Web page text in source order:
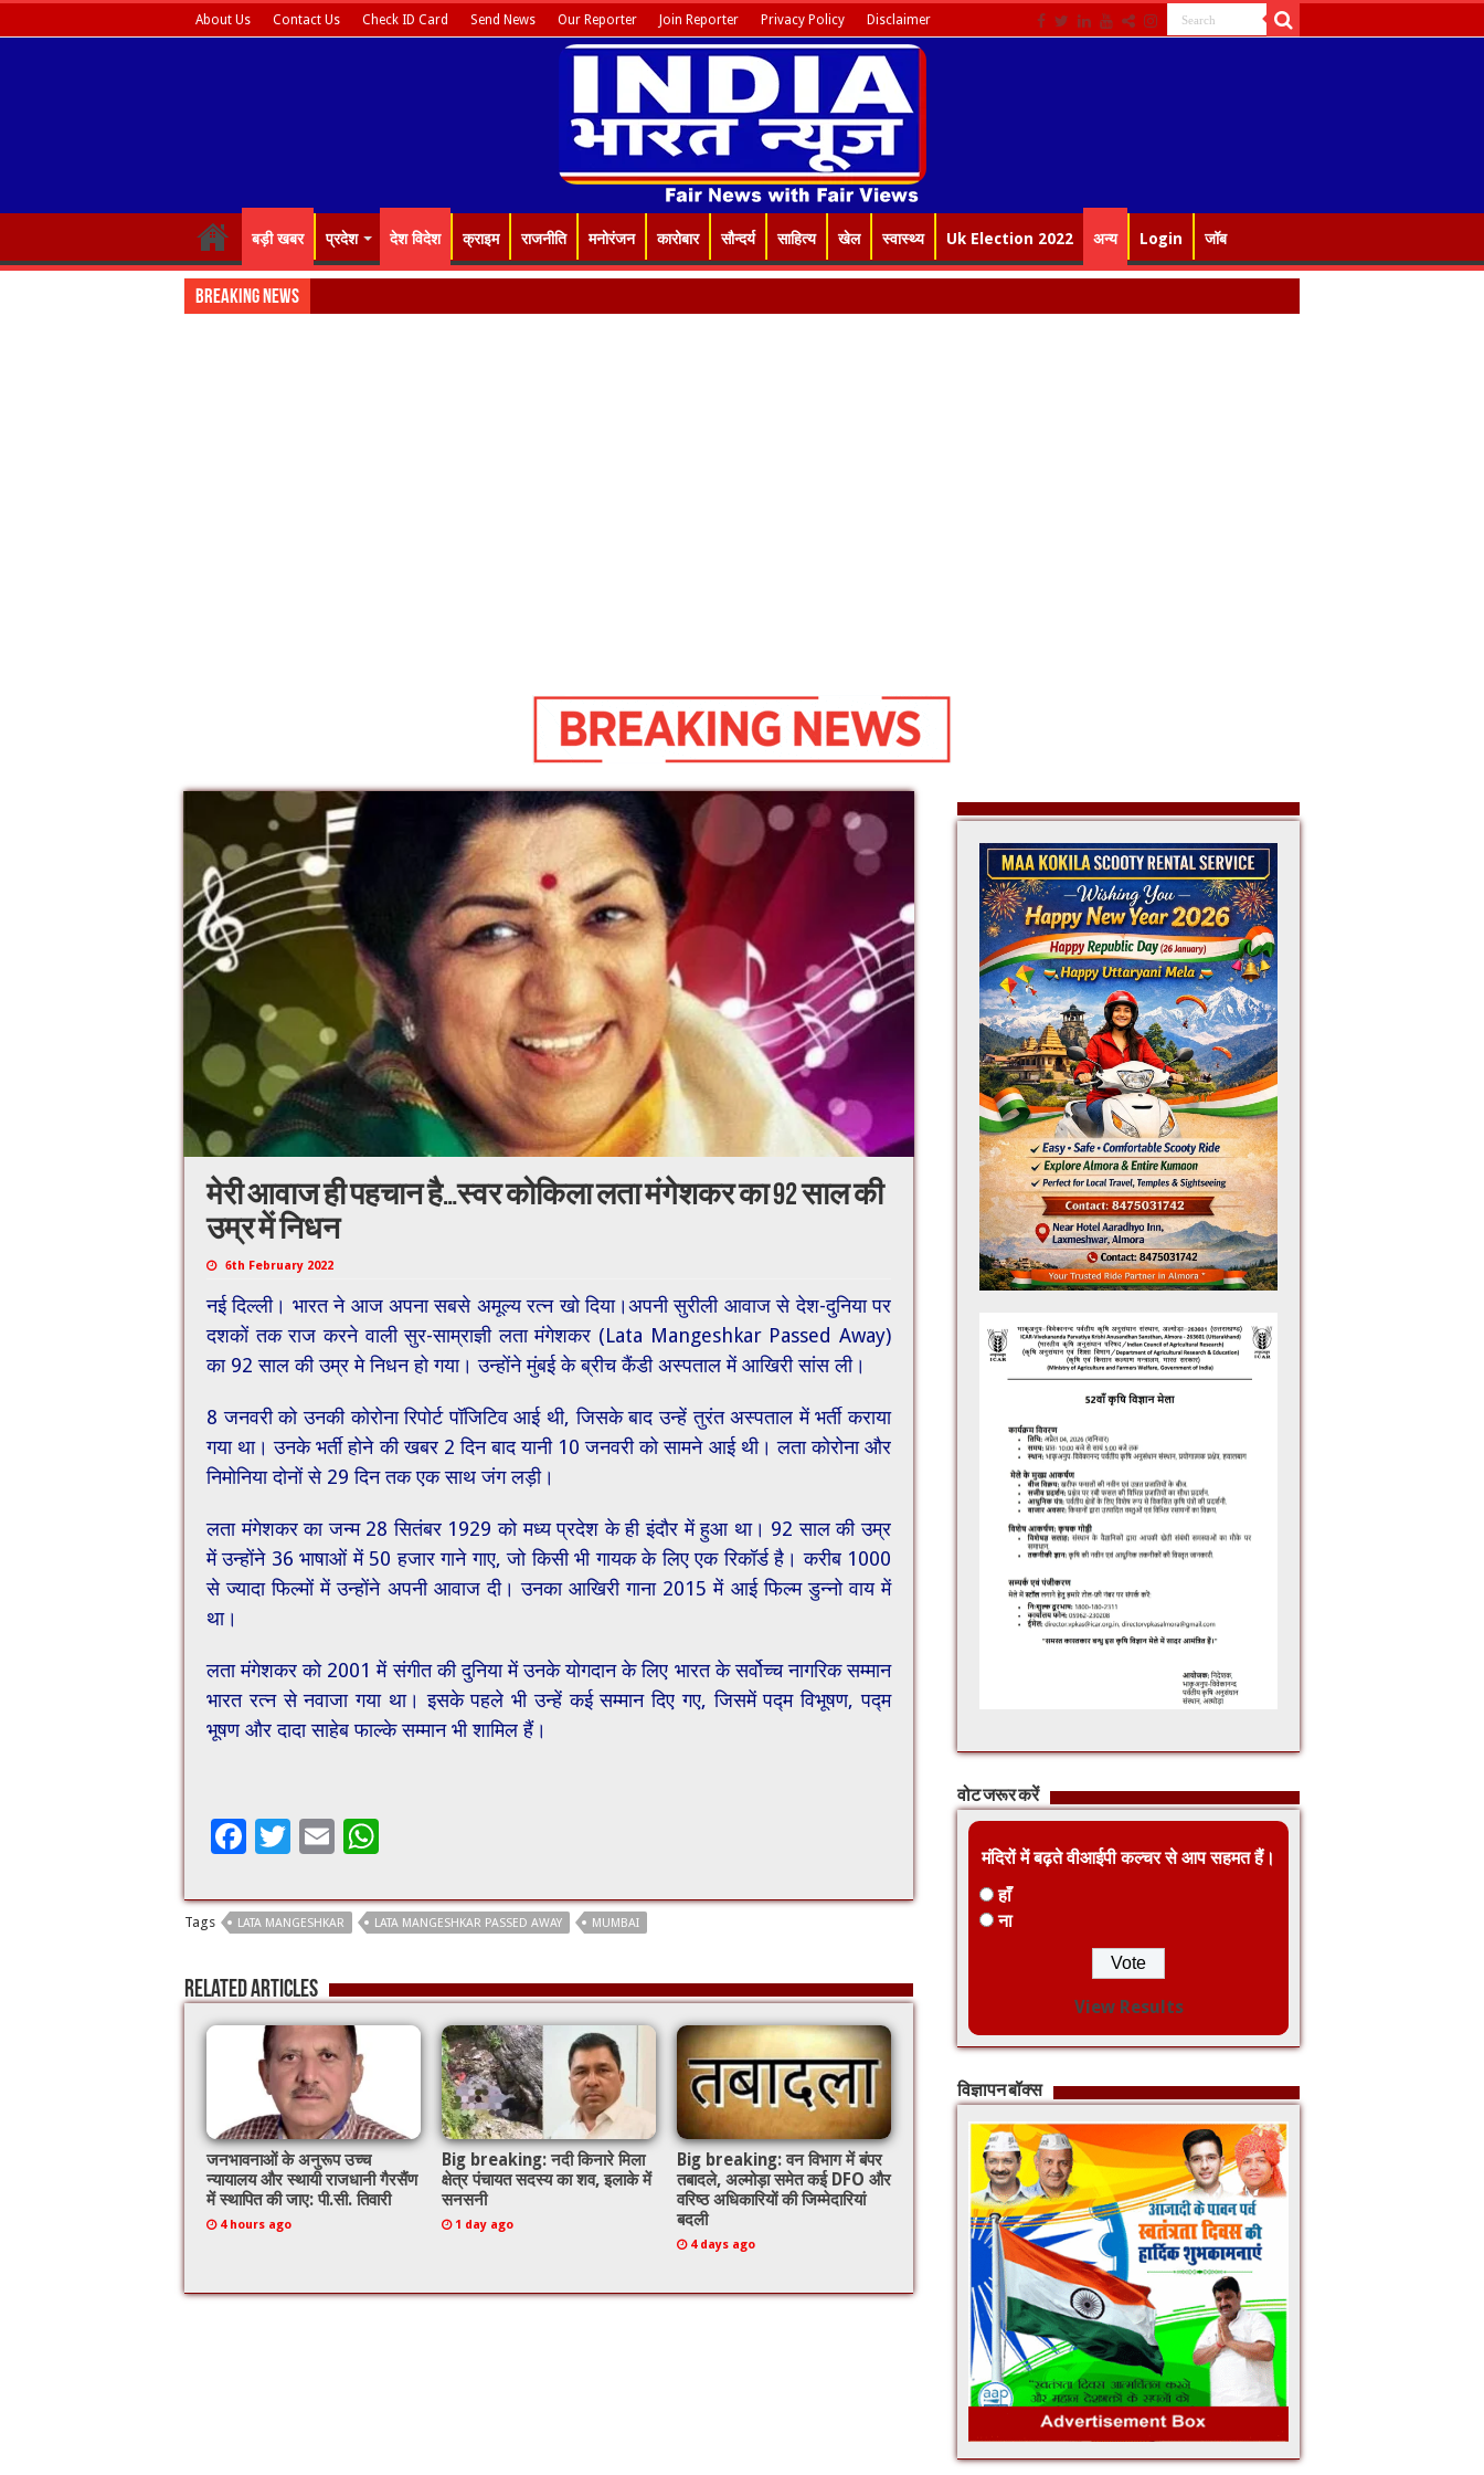
About Us Contact Us Check ID Card Send News Our Reporter Join Reporter Privacy Policy Disclaimer
बड़ी खबर प्रदेश देश विदेश क्राइम राजनीति मनोरंजन कारोबार सौन्दर्य साहित्य खेल स्वास्थ्य Uk Election 2022 अन्य Login जॉब
Breaking News
मेरी आवाज ही पहचान है…स्वर कोकिला लता मंगेशकर का 92 साल की
उम्र में निधन
6th February 2022
नई दिल्ली। भारत ने आज अपना सबसे अमूल्य रत्न खो दिया।अपनी सुरीली आवाज से देश-दुनिया पर
दशकों तक राज करने वाली सुर-साम्राज्ञी लता मंगेशकर (Lata Mangeshkar Passed Away)
का 92 साल की उम्र मे निधन हो गया। उन्होंने मुंबई के ब्रीच कैंडी अस्पताल में आखिरी सांस ली।
8 जनवरी को उनकी कोरोना रिपोर्ट पॉजिटिव आई थी, जिसके बाद उन्हें तुरंत अस्पताल में भर्ती कराया
गया था। उनके भर्ती होने की खबर 2 दिन बाद यानी 10 जनवरी को सामने आई थी। लता कोरोना और
निमोनिया दोनों से 29 दिन तक एक साथ जंग लड़ी।
लता मंगेशकर का जन्म 28 सितंबर 1929 को मध्य प्रदेश के ही इंदौर में हुआ था। 92 साल की उम्र
में उन्होंने 36 भाषाओं में 50 हजार गाने गाए, जो किसी भी गायक के लिए एक रिकॉर्ड है। करीब 1000
से ज्यादा फिल्मों में उन्होंने अपनी आवाज दी। उनका आखिरी गाना 2015 में आई फिल्म डुन्नो वाय में
था।
लता मंगेशकर को 2001 में संगीत की दुनिया में उनके योगदान के लिए भारत के सर्वोच्च नागरिक सम्मान
भारत रत्न से नवाजा गया था। इसके पहले भी उन्हें कई सम्मान दिए गए, जिसमें पद्म विभूषण, पद्म
भूषण और दादा साहेब फाल्के सम्मान भी शामिल हैं।
F
e
b
o
o
k
T
tt
er
E
ai
l
at
sA
p
p
Tags LATA MANGESHKAR LATA MANGESHKAR PASSED AWAY MUMBAI
Related Articles
जनभावनाओं के अनुरूप उच्च
न्यायालय और स्थायी राजधानी गैरसैंण
में स्थापित की जाए: पी.सी. तिवारी
4 hours ago
Big breaking: नदी किनारे मिला
क्षेत्र पंचायत सदस्य का शव, इलाके में
सनसनी
1 day ago
Big breaking: वन विभाग में बंपर
तबादले, अल्मोड़ा समेत कई DFO और
वरिष्ठ अधिकारियों की जिम्मेदारियां
बदली
4 days ago
वोट जरूर करें
मंदिरों में बढ़ते वीआईपी कल्चर से आप सहमत हैं।
हाँ
ना
View Results
विज्ञापन बॉक्स